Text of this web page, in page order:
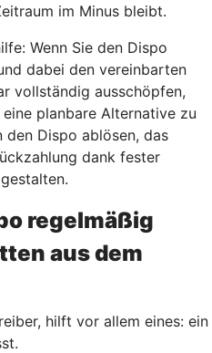
im Minus bleibt.
Wenn Sie den Dispo
dabei den vereinbarten
vollständig ausschöpfen,
planbare Alternative zu
den Dispo ablösen, das
dank fester
regelmäßig
aus dem
hilft vor allem eines: ein